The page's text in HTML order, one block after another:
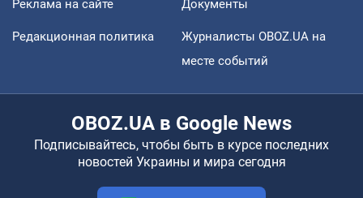
Реклама на сайте Документы
Редакционная политика
Журналисты OBOZ.UA на
месте событий
OBOZ.UA в Google News
Подписывайтесь, чтобы быть в курсе последних
новостей Украины и мира сегодня